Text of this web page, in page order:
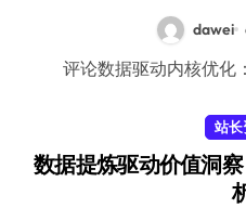
dawei
评论数据驱动内核优
站长
数据提炼驱动价值洞